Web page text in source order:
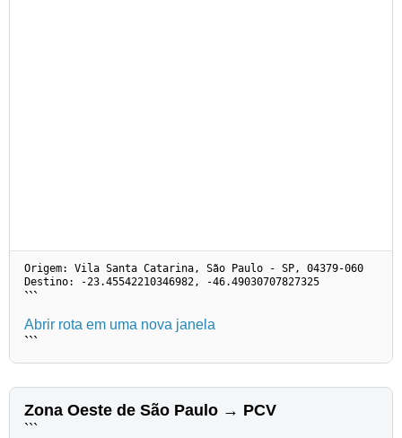
Origem: Vila Santa Catarina, São Paulo - SP, 04379-060
Destino: -23.45542210346982, -46.49030707827325
```
Abrir rota em uma nova janela
```
Zona Oeste de São Paulo → PCV
```